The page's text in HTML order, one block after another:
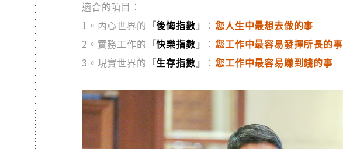
適合的項目：
1。內心世界的 「後悔指數 」 ：您人生中最想去做的事
2。實務工作的 「快樂指數 」 ：您工作中最容易發揮所長的事
3。現實世界的 「生存指數 」 ：您工作中最容易賺到錢的事